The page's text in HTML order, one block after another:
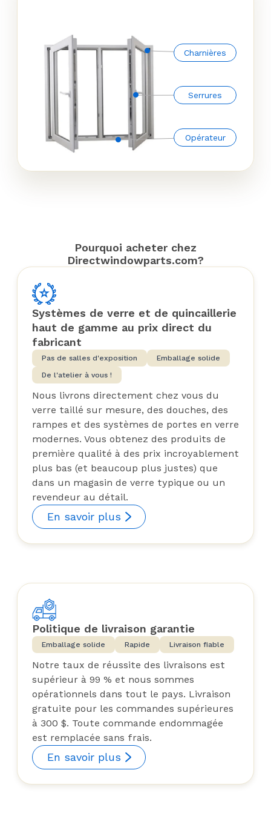
Charnières
Serrures
Opérateur
Pourquoi acheter chez
Directwindowparts.com?
Systèmes de verre et de quincaillerie
haut de gamme au prix direct du
fabricant
Pas de salles d'exposition
Emballage solide
De l'atelier à vous !
Nous livrons directement chez vous du
verre taillé sur mesure, des douches, des
rampes et des systèmes de portes en verre
modernes. Vous obtenez des produits de
première qualité à des prix incroyablement
plus bas (et beaucoup plus justes) que
dans un magasin de verre typique ou un
revendeur au détail.
En savoir plus
Politique de livraison garantie
Emballage solide Rapide Livraison fiable
Notre taux de réussite des livraisons est
supérieur à 99 % et nous sommes
opérationnels dans tout le pays. Livraison
gratuite pour les commandes supérieures
à 300 $. Toute commande endommagée
est remplacée sans frais.
En savoir plus